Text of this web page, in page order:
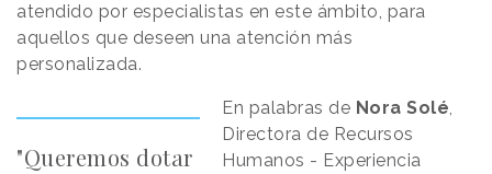
atendido por especialistas en este ámbito, para
aquellos que deseen una atención más
personalizada.
"Queremos dotar
En palabras de Nora Solé,
Directora de Recursos
Humanos - Experiencia